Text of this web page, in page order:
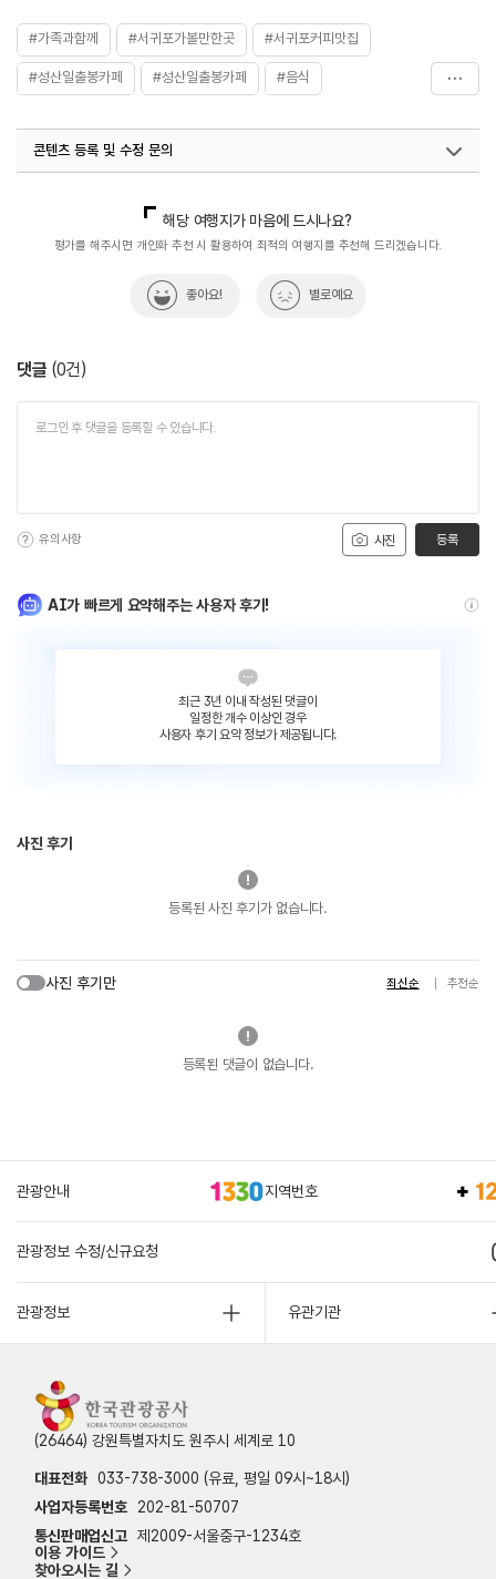
#가족과함께 #서귀포가볼만한곳 #서귀포커피맛집
#성산일출봉카페 #성산일출봉카페 #음식
콘텐츠 등록 및 수정 문의
해당 여행지가 마음에 드시나요?
평가를 해주시면 개인화 추천 시 활용하여 최적의 여행지를 추천해 드리겠습니다.
좋아요! 별로예요
댓글 (0건)
사진
유의사항 등록
AI가 빠르게 요약해주는 사용자 후기!
최근 3년 이내 작성된 댓글이
일정한 개수 이상인 경우
사용자 후기 요약 정보가 제공됩니다.
사진 후기
등록된 사진 후기가 없습니다.
사진 후기만 최신순 추천순
등록된 댓글이 없습니다.
관광안내 지역번호
관광정보 수정/신규요청
관광정보 유관기관
(26464) 강원특별자치도 원주시 세계로 10
대표전화 033-738-3000 (유료, 평일 09시~18시)
사업자등록번호
202-81-50707
통신판매업신고 제2009-서울중구-1234호
이용 가이드
찾아오시는 길